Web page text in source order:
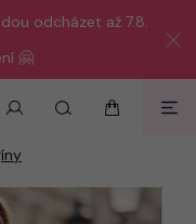
odcházet až 7.8.
🤗